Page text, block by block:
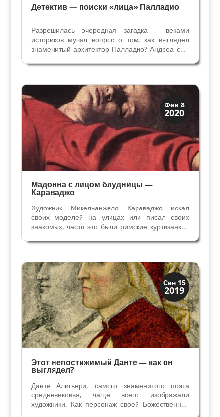
Детектив — поиски «лица» Палладио
Разрешилась очередная загадка – веками
историков мучал вопрос о том, как выглядел
знаменитый архитектор Палладио? Андреа сын
стал называть себя Палладио и прославился
официального Портрета,...
Фев 8
2020
Загадки прошлого
История
Мадонна с лицом блудницы —
Караваджо
Художник Микельанжело Караваджо искал
своих моделей на улицах или писал своих
знакомых, часто это были римские куртизанки.
прозвищу Анучча стала заниматься
она пошла по стопам...
Сен 15
2019
Загадки прошлого
Иконография
Этот непостижимый Данте — как он
выглядел?
Данте Алигьери, самого знаменитого поэта
средневековья, чаще всего изображали
художники. Как персонаж своей Божественной